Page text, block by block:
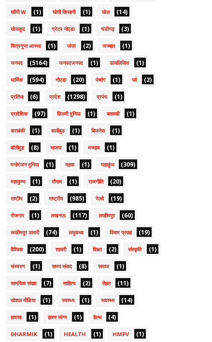
खीरी W (1) खेती किसानी (1) खेल (14)
खेलकूद (1) ग्रेटर नोएडा (1) चंडीगढ़ (3)
चित्रगुप्त आस्था (1) जंपर (2) जज्बात (1)
जनपद (5164) जनपदजनपद (1) डायलिसिस (1)
धार्मिक (594) नोएडा (20) पंचांग (1) पर्व (2)
प्रतिभा (6) प्रदेश (1298) प्रपंच (1)
प्रादेशिक (97) फ़िल्मी दुनिया (1) बतकही (1)
बाराबंकी (1) बालीबुड (1) बिजनेस (1)
बॉलीवुड (8) भाजपा (1) मजहब (1)
मनोरंजन दुनिया (1) महक (1) महाकुंभ (309)
महाकुम्भ (1) मौसम (1) राजनीति (20)
राष्टीय (2) राष्ट्रीय (985) रेलवे (19)
रोजगार (1) लखनऊ (117) लखीमपुर (60)
लखीमपुर डायरी (74) लघुकथा (1) विचार प्रवाह (19)
वैश्विक (200) शायरी (1) शिक्षा (2) संस्कृति (1)
संस्मरण (1) समय संवाद (8) समाज (1)
सामयिक संवाद (7) साहित्य (2) सेहत (11)
सोशल मीडिया (1) स्वस्थ्य (1) स्वास्थ्य (14)
हादसा (1) हास्य व्यंग्य (1) हेल्थ (4)
DHARMIK (1) HEALTH (1) HMPV (1)